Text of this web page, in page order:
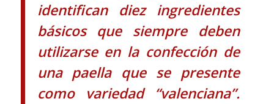
identifican diez ingredientes
básicos que siempre deben
utilizarse en la confección de
una paella que se presente
como variedad “valenciana”.